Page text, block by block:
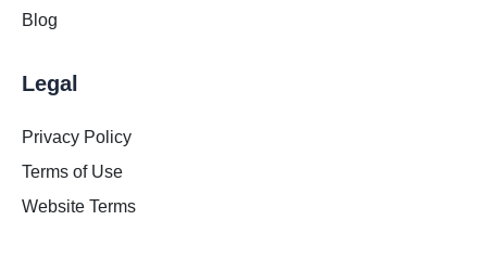
Blog
Legal
Privacy Policy
Terms of Use
Website Terms